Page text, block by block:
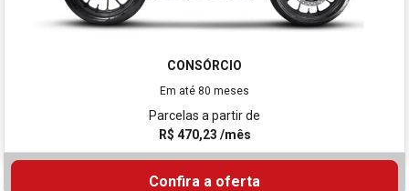
CONSÓRCIO
Em até 80 meses
Parcelas a partir de
R$ 470,23 /mês
Confira a oferta